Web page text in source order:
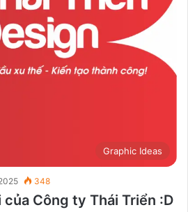
Graphic Ideas
348
của Công ty Thái Triển :D